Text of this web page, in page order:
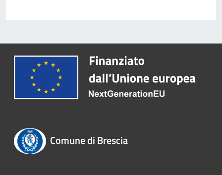
Comune di Brescia